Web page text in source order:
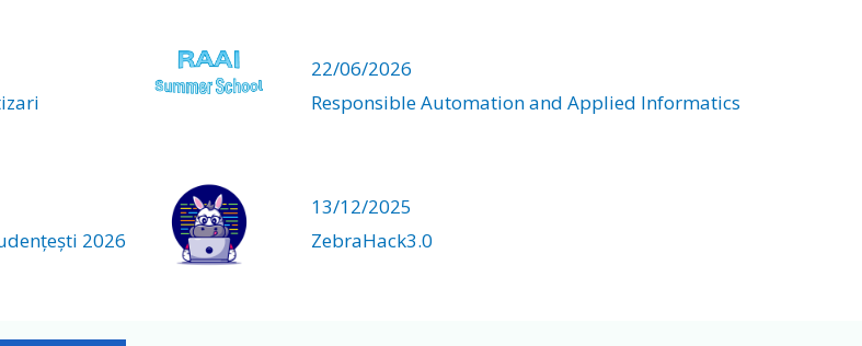
22/06/2026
Responsible Automation and Applied Informatics
2026
13/12/2025
ZebraHack3.0